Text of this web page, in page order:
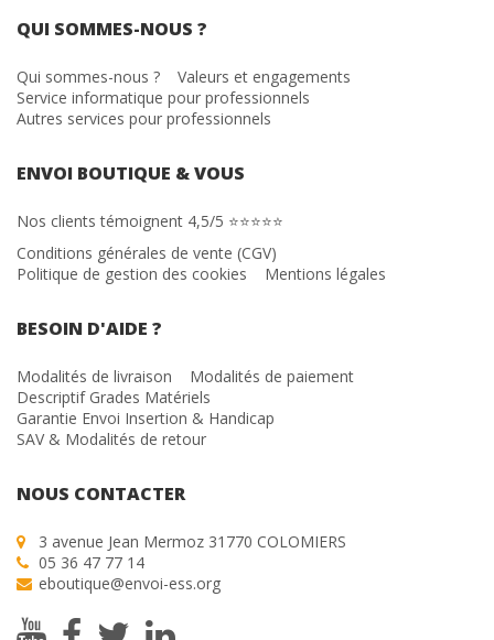
QUI SOMMES-NOUS ?
Qui sommes-nous ?
Valeurs et engagements
Service informatique pour professionnels
Autres services pour professionnels
ENVOI BOUTIQUE & VOUS
Nos clients témoignent 4,5/5 ⭐⭐⭐⭐⭐
Conditions générales de vente (CGV)
Politique de gestion des cookies
Mentions légales
BESOIN D'AIDE ?
Modalités de livraison
Modalités de paiement
Descriptif Grades Matériels
Garantie Envoi Insertion & Handicap
SAV & Modalités de retour
NOUS CONTACTER
3 avenue Jean Mermoz 31770 COLOMIERS
05 36 47 77 14
eboutique@envoi-ess.org